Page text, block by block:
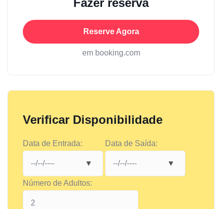
Fazer reserva
Reserve Agora
em booking.com
Verificar Disponibilidade
Data de Entrada: Data de Saída:
Número de Adultos: